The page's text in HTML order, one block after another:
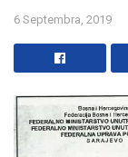
6 Septembra, 2019